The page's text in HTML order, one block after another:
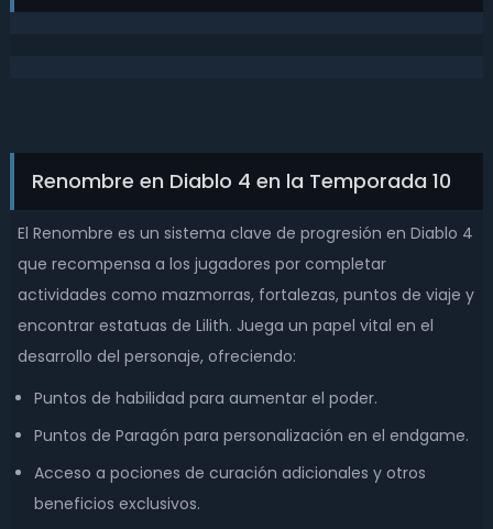
Renombre en Diablo 4 en la Temporada 10
El Renombre es un sistema clave de progresión en Diablo 4
que recompensa a los jugadores por completar
actividades como mazmorras, fortalezas, puntos de viaje y
encontrar estatuas de Lilith. Juega un papel vital en el
desarrollo del personaje, ofreciendo:
Puntos de habilidad para aumentar el poder.
Puntos de Paragón para personalización en el endgame.
Acceso a pociones de curación adicionales y otros
beneficios exclusivos.